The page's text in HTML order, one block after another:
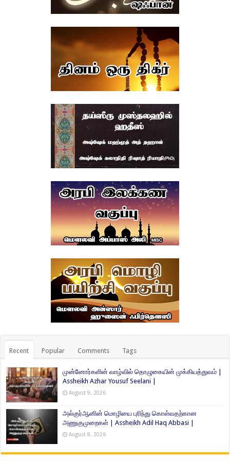
Recent Popular Comments Tags
முன்னோர்களின் வாழ்வில் தொழுகையின் முக்கியத்துவம் |
Assheikh Azhar Yousuf Seelani |
August 9, 2026
அல்குர்ஆனின் மொழியை புரிந்து கொள்வதற்கான
அணுகுமுறைகள் | Assheikh Adil Haq Abbasi |
August 8, 2026